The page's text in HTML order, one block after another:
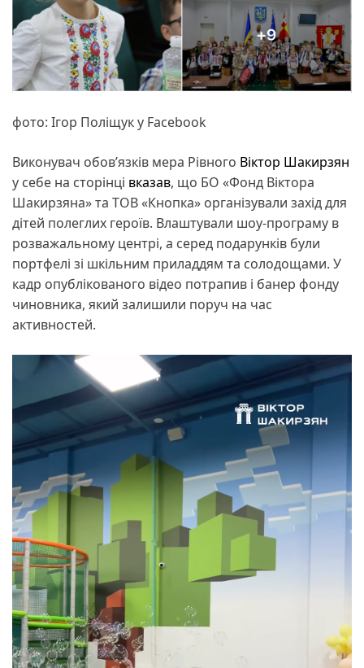
фото: Ігор Поліщук у Facebook
Виконувач обов’язків мера Рівного Віктор Шакирзян
у себе на сторінці вказав, що БО «Фонд Віктора
Шакирзяна» та ТОВ «Кнопка» організували захід для
дітей полеглих героїв. Влаштували шоу-програму в
розважальному центрі, а серед подарунків були
портфелі зі шкільним приладдям та солодощами. У
кадр опублікованого відео потрапив і банер фонду
чиновника, який залишили поруч на час
активностей.